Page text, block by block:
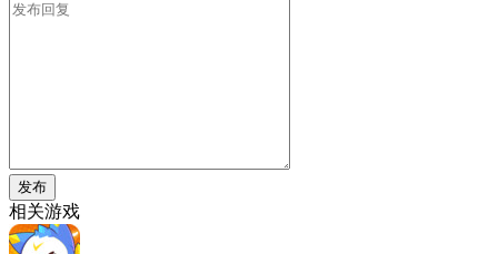
发布
相关游戏